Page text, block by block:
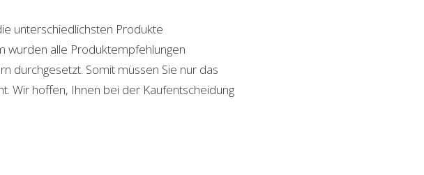
unterschiedlichsten Produkte
wurden alle Produktempfehlungen
durchgesetzt. Somit müssen Sie nur das
Wir hoffen, Ihnen bei der Kaufentscheidung